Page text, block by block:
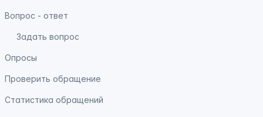
Вопрос - ответ
Задать вопрос
Опросы
Проверить обращение
Статистика обращений